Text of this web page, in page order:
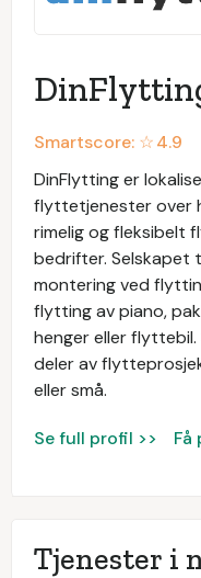
Smartscore: ☆4.9
DinFlytting er
flyttetjenester over
rimelig og fleksibelt
bedrifter. Selskapet
montering ved
flytting av piano,
henger eller flyttebil.
deler av
eller små.
Se full profil >> Få
Tjenester i